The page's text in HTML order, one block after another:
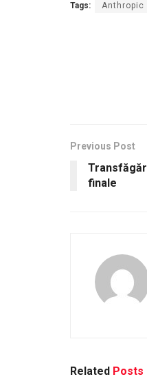
Tags: Anthropic
Previous Post
finale
Related Posts